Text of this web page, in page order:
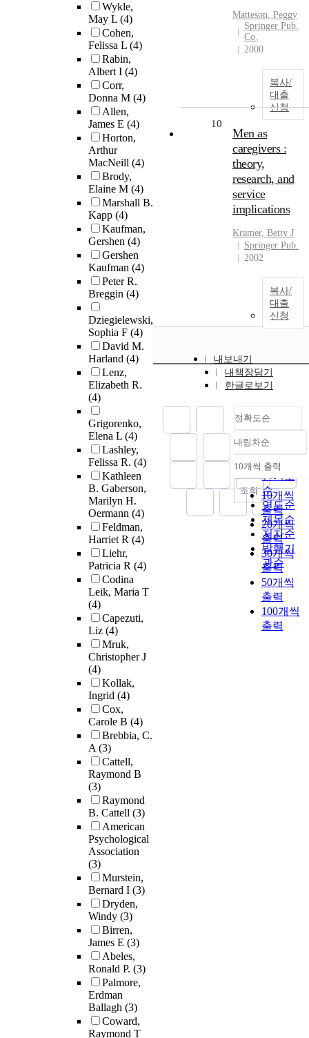
Wykle,
May L (4)
Cohen,
Felissa L (4)
Rabin,
Albert I (4)
Corr,
Donna M (4)
Allen,
James E (4)
Horton,
Arthur
MacNeill (4)
Brody,
Elaine M (4)
Marshall B.
Kapp (4)
Kaufman,
Gershen (4)
Gershen
Kaufman (4)
Peter R.
Breggin (4)
Dziegielewski,
Sophia F (4)
David M.
Harland (4)
Lenz,
Elizabeth R.
(4)
Grigorenko,
Elena L (4)
Lashley,
Felissa R. (4)
Kathleen
B. Gaberson,
Marilyn H.
Oermann (4)
Feldman,
Harriet R (4)
Liehr,
Patricia R (4)
Codina
Leik, Maria T
(4)
Capezuti,
Liz (4)
Mruk,
Christopher J
(4)
Kollak,
Ingrid (4)
Cox,
Carole B (4)
Brebbia, C.
A(3)
Cattell,
Raymond B
(3)
Raymond
B. Cattell (3)
American
Psychological
Association
(3)
Murstein,
Bernard I (3)
Dryden,
Windy (3)
Birren,
James E (3)
Abeles,
Ronald P. (3)
Palmore,
Erdman
Ballagh (3)
Coward,
Raymond T
Matteson, Peggy
Springer Pub.
Co.
2000
복사/
대출
신청
10
Men as
caregivers :
theory,
research, and
service
implications
Kramer, Betty J
Springer Pub.
2002
복사/
대출
신청
내보내기
내책장담기
한글로보기
정확도순
정확도
순
인기도
순
연도순
제목순
저자순
발행기
관순
내림차순
내림차순
10개씩 출력
10개씩
출력
20개씩
출력
30개씩
출력
50개씩
출력
100개씩
출력
조회